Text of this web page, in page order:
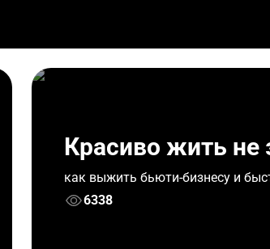
Красиво жить не
как выжить бьюти-бизнесу и
6338